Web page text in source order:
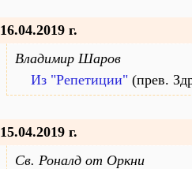
16.04.2019 г.
Владимир Шаров
Из "Репетиции" (прев.
15.04.2019 г.
Св. Роналд от Оркни